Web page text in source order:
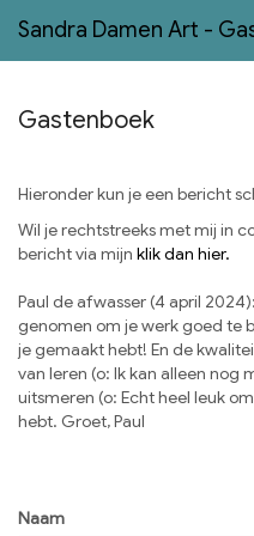
Sandra Damen Art -
Gastenboek
Hieronder kun je een bericht
Wil je rechtstreeks met mij in
bericht via mijn klik dan hier.
Paul de afwasser (4 april
genomen om je werk goed te
je gemaakt hebt! En de
van leren (o: Ik kan alleen nog
uitsmeren (o: Echt heel leuk
hebt. Groet, Paul
Naam